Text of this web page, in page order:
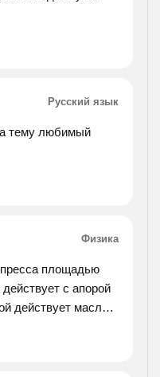
Русский язык
тему любимый
Физика
площадью
с апорой
действует масло в